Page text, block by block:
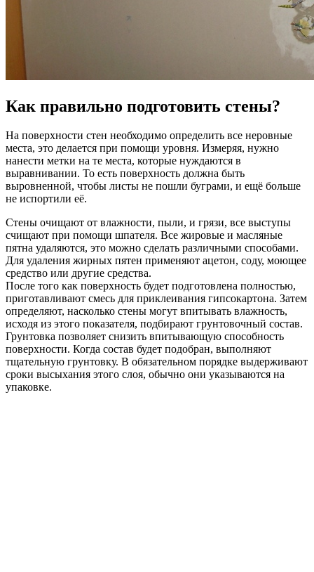
Как правильно подготовить стены?
На поверхности стен необходимо определить все неровные
места, это делается при помощи уровня. Измеряя, нужно
нанести метки на те места, которые нуждаются в
выравнивании. То есть поверхность должна быть
выровненной, чтобы листы не пошли буграми, и ещё больше
не испортили её.
Стены очищают от влажности, пыли, и грязи, все выступы
счищают при помощи шпателя. Все жировые и масляные
пятна удаляются, это можно сделать различными способами.
Для удаления жирных пятен применяют ацетон, соду, моющее
средство или другие средства.
После того как поверхность будет подготовлена полностью,
приготавливают смесь для приклеивания гипсокартона. Затем
определяют, насколько стены могут впитывать влажность,
исходя из этого показателя, подбирают грунтовочный состав.
Грунтовка позволяет снизить впитывающую способность
поверхности. Когда состав будет подобран, выполняют
тщательную грунтовку. В обязательном порядке выдерживают
сроки высыхания этого слоя, обычно они указываются на
упаковке.